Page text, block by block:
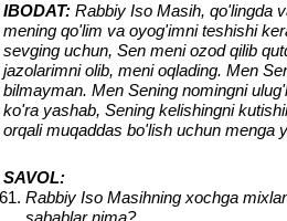
IBODAT: Rabbiy Iso Masih, qo'lingda
mening qo'lim va oyog'imni teshishi
sevging uchun, Sen meni ozod qilib
jazolarimni olib, meni oqlading. Men
bilmayman. Men Sening nomingni
ko'ra yashab, Sening kelishingni
orqali muqaddas bo'lish uchun menga
SAVOL:
Rabbiy Iso Masihning xochga
sabablar nima?